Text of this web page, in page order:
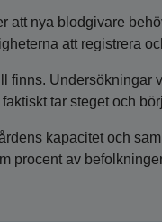
att nya blodgivare
att registrera
finns. Undersökningar
tar steget och
kapacitet och
procent av